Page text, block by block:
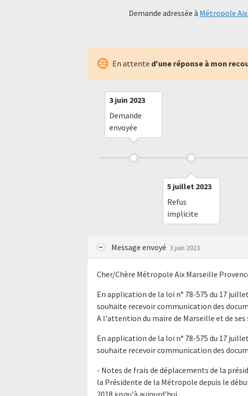
Demande adressée à Métropole
En attente d'une réponse à mon
3 juin 2023
Demande
envoyée
5 juillet 2023
Refus
implicite
Message envoyé 3 juin 2023
Cher/Chère Métropole Aix Marseille
En application de la loi n° 78-575 du 17
souhaite recevoir communication des
A l'attention du maire de Marseille et de ses
En application de la loi n° 78-575 du 17
souhaite recevoir communication des
- Notes de frais de déplacements de la
la Présidente de la Métropole depuis le